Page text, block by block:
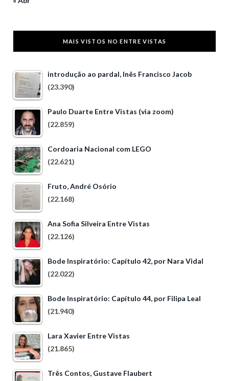
MAIS VISTOS NO ENTRE VISTAS
introdução ao pardal, Inês Francisco Jacob
(23.390)
Paulo Duarte Entre Vistas (via zoom)
(22.859)
Cordoaria Nacional com LEGO
(22.621)
Fruto, André Osório
(22.168)
Ana Sofia Silveira Entre Vistas
(22.126)
Bode Inspiratório: Capítulo 42, por Nara Vidal
(22.022)
Bode Inspiratório: Capítulo 44, por Filipa Leal
(21.940)
Lara Xavier Entre Vistas
(21.865)
Três Contos, Gustave Flaubert